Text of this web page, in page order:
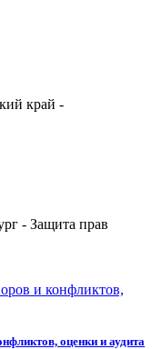
край -
- Защита прав
оценки и аудита